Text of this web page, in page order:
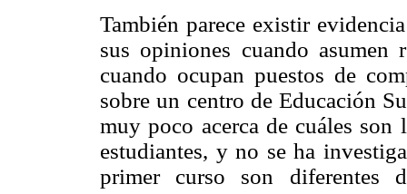
También parece existir
sus opiniones cuando asumen
cuando ocupan puestos de
sobre un centro de Educación
muy poco acerca de cuáles
estudiantes, y no se ha
primer curso son diferentes